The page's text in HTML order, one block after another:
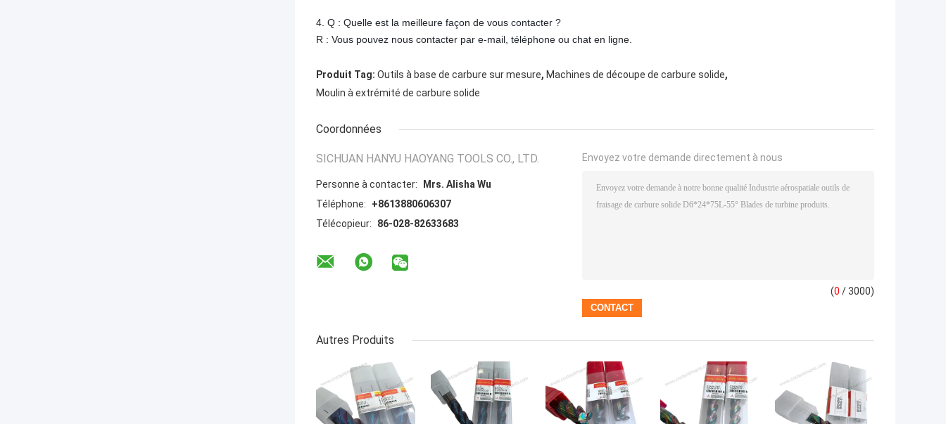
4. Q : Quelle est la meilleure façon de vous contacter ?
R : Vous pouvez nous contacter par e-mail, téléphone ou chat en ligne.
Produit Tag: Outils à base de carbure sur mesure, Machines de découpe de carbure solide,
Moulin à extrémité de carbure solide
Coordonnées
SICHUAN HANYU HAOYANG TOOLS CO., LTD.
Personne à contacter:
Mrs. Alisha Wu
Téléphone:
+8613880606307
Télécopieur:
86-028-82633683
Envoyez votre demande directement à nous
(0 / 3000)
Autres Produits